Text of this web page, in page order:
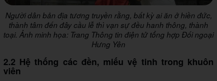
Người dân bản địa tương truyền rằng, bất kỳ ai ăn ở hiền đức,
thành tâm đến đây cầu lễ thì vạn sự đều hanh thông, thành
toại. Ảnh minh họa: Trang Thông tin điện tử tổng hợp Đối ngoại
Hưng Yên
2.2 Hệ thống các đền, miếu vệ tinh trong khuôn
viên